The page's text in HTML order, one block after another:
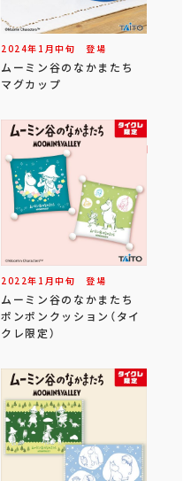
2024年 1 月中旬 登場
ムーミン谷のなかまたち
マグカップ
2022年 1 月中旬 登場
ムーミン谷のなかまたち
ポンポンクッション（タイ
クレ限定）